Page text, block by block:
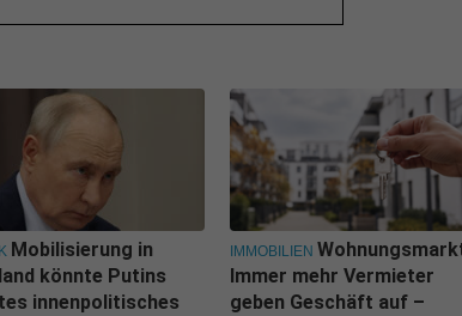
Mobilisierung in
könnte Putins
innenpolitisches
IMMOBILIEN
Immer mehr Vermieter
geben Geschäft auf –